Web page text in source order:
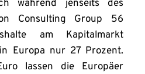
während jenseits des
Consulting Group 56
am Kapitalmarkt
Europa nur 27 Prozent.
lassen die Europäer